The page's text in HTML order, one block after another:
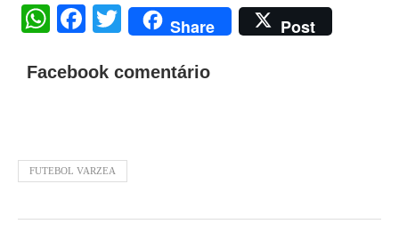
WhatsApp
Facebook
Twitter
Share Post
Facebook comentário
FUTEBOL VARZEA